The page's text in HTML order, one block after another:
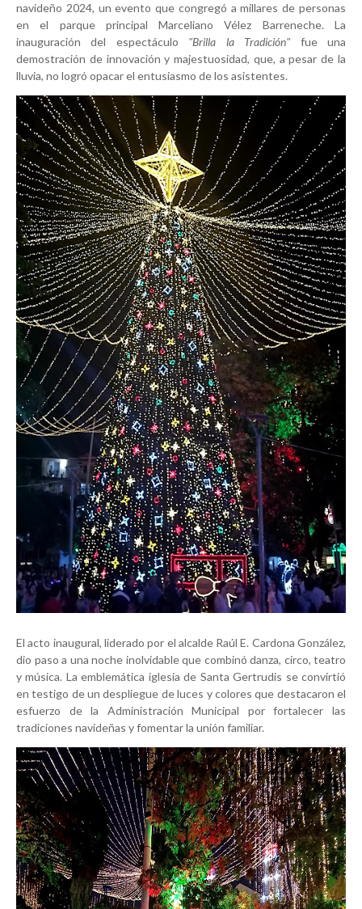
navideño 2024, un evento que congregó a millares de personas
en el parque principal Marceliano Vélez Barreneche. La
inauguración del espectáculo "Brilla la Tradición" fue una
demostración de innovación y majestuosidad, que, a pesar de la
lluvia, no logró opacar el entusiasmo de los asistentes.
El acto inaugural, liderado por el alcalde Raúl E. Cardona González,
dio paso a una noche inolvidable que combinó danza, circo, teatro
y música. La emblemática iglesia de Santa Gertrudis se convirtió
en testigo de un despliegue de luces y colores que destacaron el
esfuerzo de la Administración Municipal por fortalecer las
tradiciones navideñas y fomentar la unión familiar.